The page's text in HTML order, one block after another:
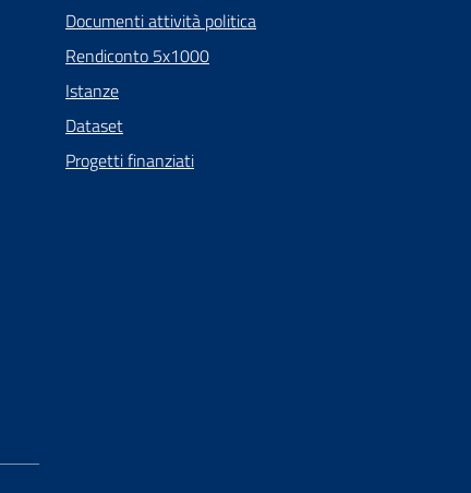
Documenti attività politica
Rendiconto 5x1000
Istanze
Dataset
Progetti finanziati